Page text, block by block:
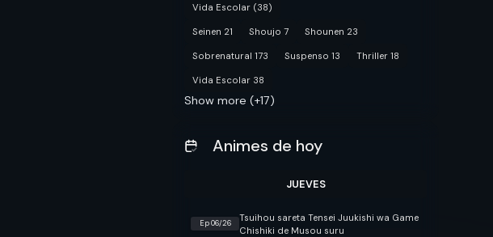
Vida Escolar (38)
Seinen 21 Shoujo 7 Shounen 23
Sobrenatural 173 Suspenso 13 Thriller 18
Vida Escolar 38
Show more (+17)
Animes de hoy
JUEVES
Ep 06/26
Tsuihou sareta Tensei Juukishi wa Game
Chishiki de Musou suru